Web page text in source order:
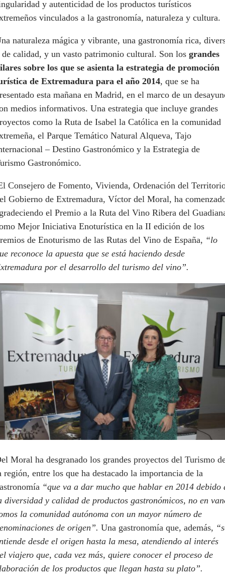
y autenticidad de los productos turísticos
vinculados a la gastronomía, naturaleza y cultura.
naturaleza mágica y vibrante, una gastronomía rica,
calidad, y un vasto patrimonio cultural. Son los grandes
sobre los que se asienta la estrategia de promoción
de Extremadura para el año 2014, que se ha
esta mañana en Madrid, en el marco de un
medios informativos. Una estrategia que incluye grandes
como la Ruta de Isabel la Católica en la comunidad
el Parque Temático Natural Alqueva, Tajo
– Destino Gastronómico y la Estrategia de
Gastronómico.
Consejero de Fomento, Vivienda, Ordenación del
Gobierno de Extremadura, Víctor del Moral, ha
el Premio a la Ruta del Vino Ribera del
Mejor Iniciativa Enoturística en la II edición de los
de Enoturismo de las Rutas del Vino de España, “lo
reconoce la apuesta que se está haciendo desde
por el desarrollo del turismo del vino”.
Moral ha desgranado los grandes proyectos del Turismo
región, entre los que ha destacado la importancia de la
“que va a dar mucho que hablar en 2014 debido
diversidad y calidad de productos gastronómicos, no en
la comunidad autónoma con un mayor número de
de origen”. Una gastronomía que, además,
desde el origen hasta la mesa, atendiendo al interés
viajero que, cada vez más, quiere conocer el proceso de
de los productos que llegan hasta su plato”.